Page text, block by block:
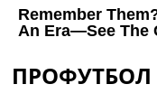
ПРОФУТБОЛ